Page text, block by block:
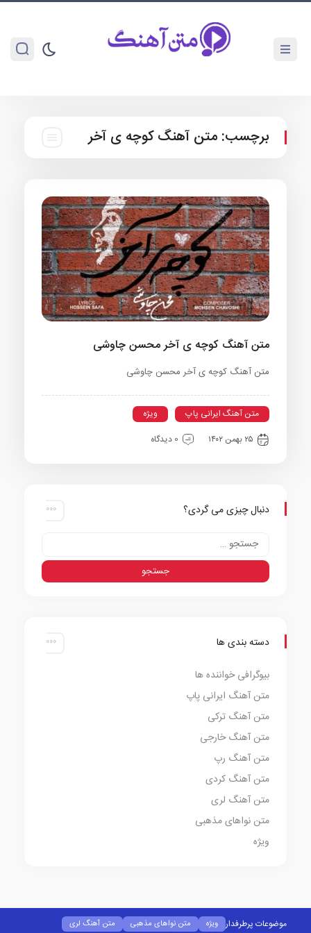
برچسب: متن آهنگ کوچه ی آخر
متن آهنگ کوچه ی آخر محسن چاوشی
متن آهنگ کوچه ی آخر محسن چاوشی
متن آهنگ ایرانی پاپ
ویژه
۲۵ بهمن ۱۴۰۲
0 دیدگاه
دنبال چیزی می گردی؟
دسته بندی ها
بیوگرافی خواننده ها
متن آهنگ ایرانی پاپ
متن آهنگ ترکی
متن آهنگ خارجی
متن آهنگ رپ
متن آهنگ کردی
متن آهنگ لری
متن نواهای مذهبی
ویژه
موضوعات پرطرفدار ویژه متن نواهای مذهبی متن آهنگ لری